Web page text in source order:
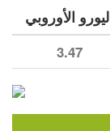
الأوروبي
3.47